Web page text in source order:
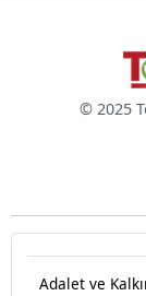
© 2025
Adalet ve